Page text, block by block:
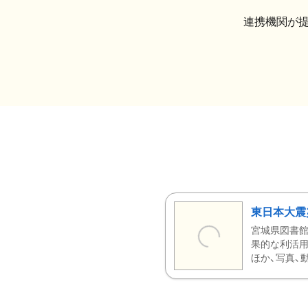
連携機関が
東日本大
宮城県図書
果的な利活
ほか、写真、